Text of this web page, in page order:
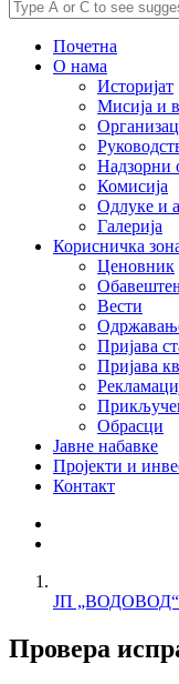
Почетна
О нама
Историјат
Мисија и
Надзорни
Комисија
Одлуке и
Галерија
Корисничка
Ценовник
Вести
Пријава
Пријава
Обрасци
Јавне набавке
Пројекти и
Контакт
ЈП „ВОДОВОД“
Провера